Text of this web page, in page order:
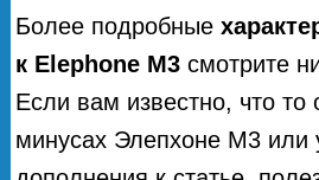
Более подробные
к Elephone M3 смотрите
Если вам известно, что то
минусах Элепхоне М3 или